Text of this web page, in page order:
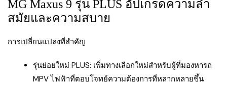
MG Maxus 9 รุ่น PLUS อัปเกรดความล้ำ
สมัยและความสบาย
การเปลี่ยนแปลงที่สำคัญ
รุ่นย่อยใหม่ PLUS: เพิ่มทางเลือกใหม่สำหรับผู้ที่มองหารถ
MPV ไฟฟ้าที่ตอบโจทย์ความต้องการที่หลากหลายขึ้น